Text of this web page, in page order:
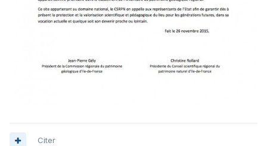
Citer